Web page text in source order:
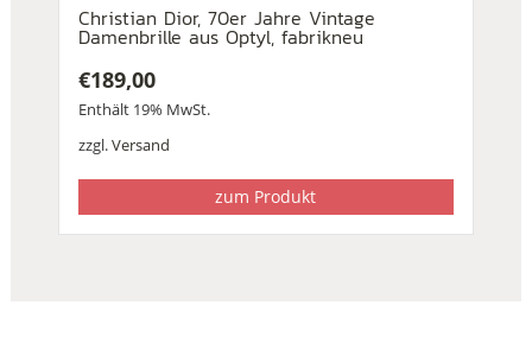
Christian Dior, 70er Jahre Vintage
Damenbrille aus Optyl, fabrikneu
€189,00
Enthält 19% MwSt.
zzgl.Versand
zum Produkt